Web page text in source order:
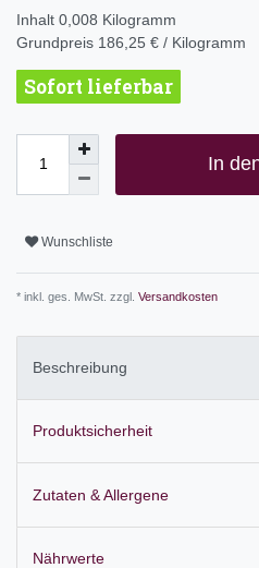
Inhalt 0,008 Kilogramm
Grundpreis 186,25 € / Kilogramm
Sofort lieferbar
In
Wunschliste
* inkl. ges. MwSt. zzgl. Versandkosten
Beschreibung
Produktsicherheit
Zutaten & Allergene
Nährwerte